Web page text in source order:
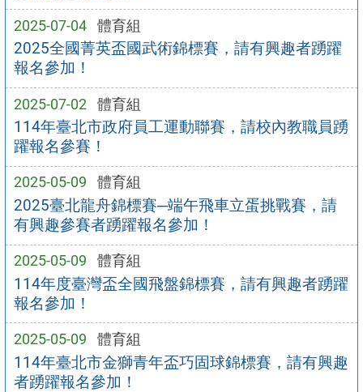
2025-07-04 體育組
2025全國菁英盃國武術錦標賽，請有興趣者踴躍
報名參加！
2025-07-02 體育組
114年臺北市政府員工運動聯賽，請校內教職員踴
躍報名參賽！
2025-05-09 體育組
2025臺北龍舟錦標賽─端午飛車立蛋挑戰賽，請
有興趣參賽者踴躍報名參加！
2025-05-09 體育組
114年度臺灣盃全國飛盤錦標賽，請有興趣者踴躍
報名參加！
2025-05-09 體育組
114年臺北市金獅青年盃巧固球錦標賽，請有興趣
者踴躍報名參加！